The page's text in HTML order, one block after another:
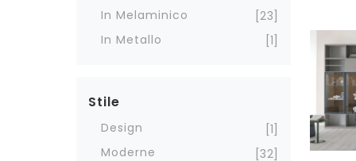
In Melaminico
23
In Metallo
1
Stile
Design
1
Moderne
32